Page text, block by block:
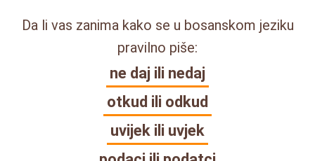
Da li vas zanima kako se u bosanskom jeziku
pravilno piše:
ne daj ili nedaj
otkud ili odkud
uvijek ili uvjek